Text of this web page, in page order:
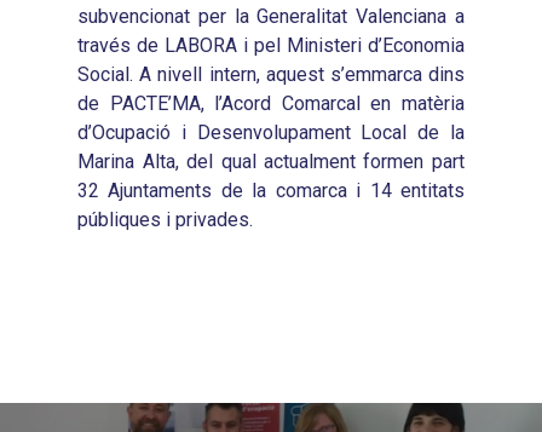
subvencionat per la Generalitat Valenciana a
través de LABORA i pel Ministeri d’Economia
Social. A nivell intern, aquest s’emmarca dins
de PACTE’MA, l’Acord Comarcal en matèria
d’Ocupació i Desenvolupament Local de la
Marina Alta, del qual actualment formen part
32 Ajuntaments de la comarca i 14 entitats
públiques i privades.